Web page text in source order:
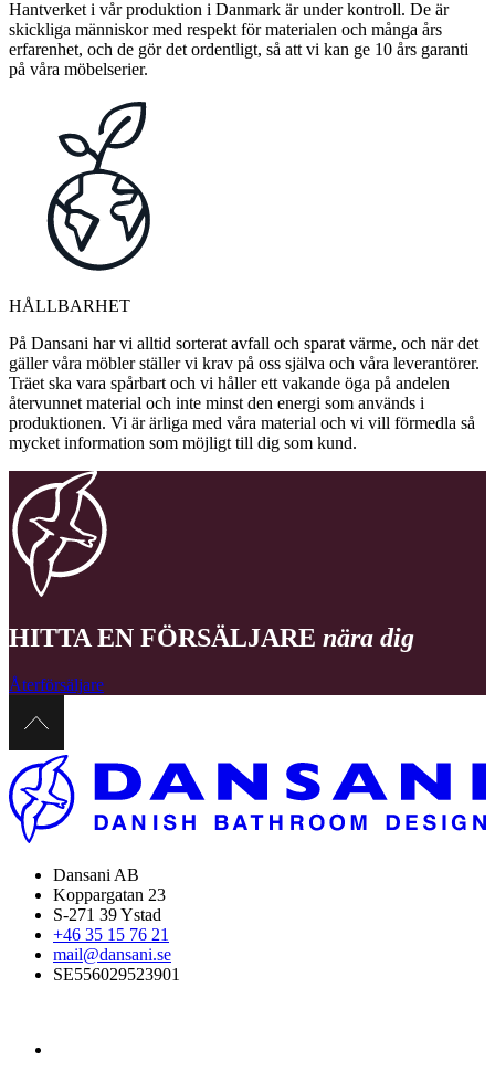
Hantverket i vår produktion i Danmark är under kontroll. De är
skickliga människor med respekt för materialen och många års
erfarenhet, och de gör det ordentligt, så att vi kan ge 10 års garanti
på våra möbelserier.
HÅLLBARHET
På Dansani har vi alltid sorterat avfall och sparat värme, och när det
gäller våra möbler ställer vi krav på oss själva och våra leverantörer.
Träet ska vara spårbart och vi håller ett vakande öga på andelen
återvunnet material och inte minst den energi som används i
produktionen. Vi är ärliga med våra material och vi vill förmedla så
mycket information som möjligt till dig som kund.
HITTA EN FÖRSÄLJARE nära dig
Återförsäljare
Dansani AB
Koppargatan 23
S-271 39 Ystad
+46 35 15 76 21
mail@dansani.se
SE556029523901